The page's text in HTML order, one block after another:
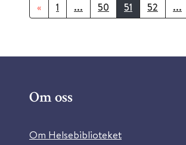
« 1 ... 50 51 52 ...
Om oss
Om Helsebiblioteket